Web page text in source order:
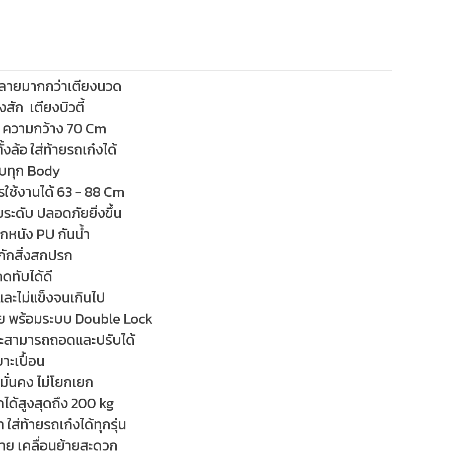
ยมากกว่าเตียงนวด
สัก เตียงบิวตี้
วามกว้าง 70 Cm
อ ใส่ท้ายรถเก๋งได้
ทุก Body
งานได้ 63 - 88 Cm
ะดับ ปลอดภัยยิ่งขึ้น
หนัง PU กันน้ำ
กสิ่งสกปรก
ดทับได้ดี
ะไม่แข็งจนเกินไป
พร้อมระบบ Double Lock
ามารถถอดและปรับได้
ะเปื้อน
นคง ไม่โยกเยก
ด้สูงสุดถึง 200 kg
ส่ท้ายรถเก๋งได้ทุกรุ่น
เคลื่อนย้ายสะดวก